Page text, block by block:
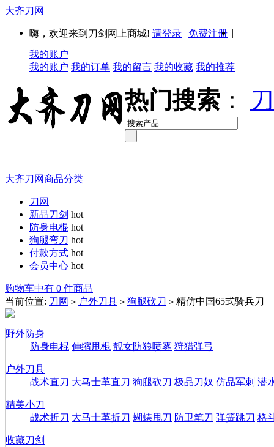
大齐刀网
嗨，欢迎来到刀剑网上商城! 请登录 | 免费注册 ||
我的账户
我的账户 我的订单 我的留言 我的收藏 我的推荐
热门搜索 ：
大齐刀网商品分类
刀网
新品刀剑 hot
防身电棍 hot
狗腿弯刀 hot
付款方式 hot
会员中心 hot
购物车中有 0 件商品
当前位置: 刀网 > 户外刀具 > 狗腿砍刀 > 精仿中国65式骑兵刀
野外防身
防身电棍 伸缩甩棍 靓女防狼喷雾 狩猎弹弓
户外刀具
战术直刀 大马士革直刀 狗腿砍刀 极品刀奴 仿品军刺 潜
精美小刀
战术折刀 大马士革折刀 蝴蝶甩刀 防卫笔刀 弹簧跳刀 格
收藏刀剑